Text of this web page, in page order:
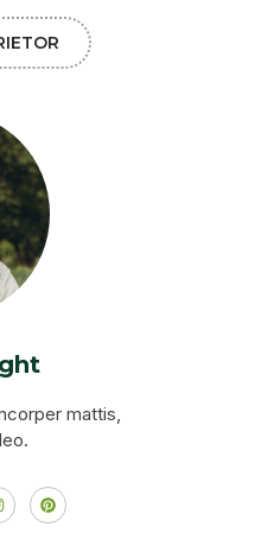
mattis,